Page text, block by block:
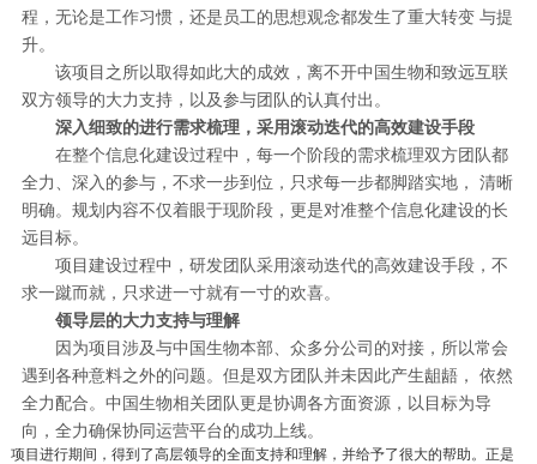
程，无论是工作习惯，还是员工的思想观念都发生了重大转变 与提
升。
该项目之所以取得如此大的成效，离不开中国生物和致远互联
双方领导的大力支持，以及参与团队的认真付出。
深入细致的进行需求梳理，采用滚动迭代的高效建设手段
在整个信息化建设过程中，每一个阶段的需求梳理双方团队都
全力、深入的参与，不求一步到位，只求每一步都脚踏实地， 清晰
明确。规划内容不仅着眼于现阶段，更是对准整个信息化建设的长
远目标。
项目建设过程中，研发团队采用滚动迭代的高效建设手段，不
求一蹴而就，只求进一寸就有一寸的欢喜。
领导层的大力支持与理解
因为项目涉及与中国生物本部、众多分公司的对接，所以常会
遇到各种意料之外的问题。但是双方团队并未因此产生龃龉， 依然
全力配合。中国生物相关团队更是协调各方面资源，以目标为导
向，全力确保协同运营平台的成功上线。
项目进行期间，得到了高层领导的全面支持和理解，并给予了很大的帮助。正是